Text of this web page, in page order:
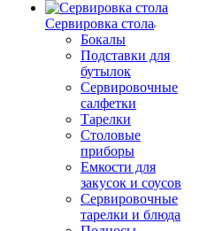
Сервировка стола
Бокалы
Подставки для
бутылок
Сервировочные
салфетки
Тарелки
Столовые
приборы
Емкости для
закусок и соусов
Сервировочные
тарелки и блюда